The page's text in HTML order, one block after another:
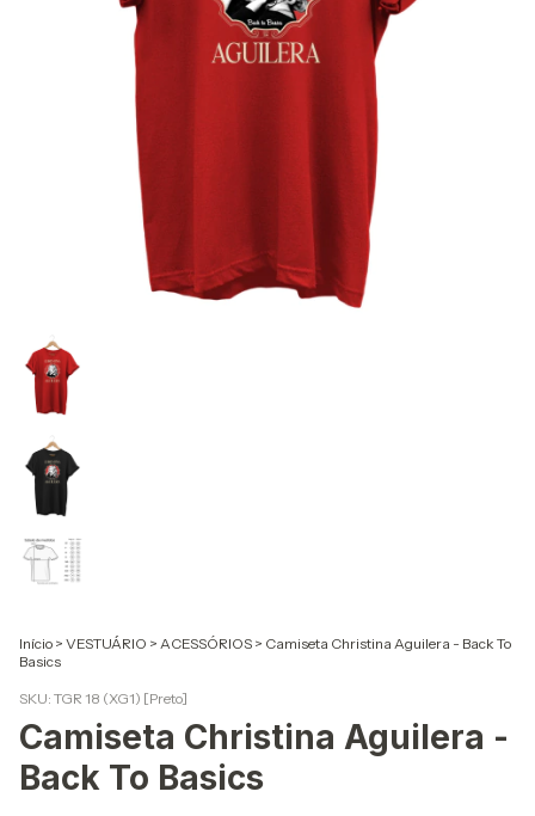
Início > VESTUÁRIO > ACESSÓRIOS > Camiseta Christina Aguilera - Back To
Basics
SKU: TGR 18 (XG1) [Preto]
Camiseta Christina Aguilera -
Back To Basics